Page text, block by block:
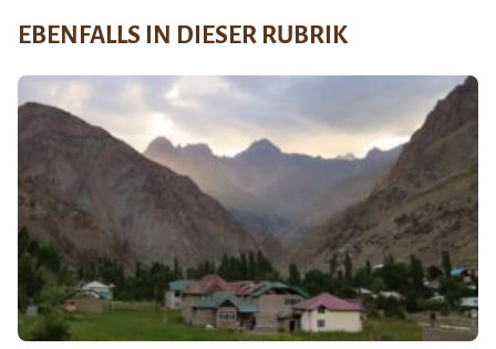
EBENFALLS IN DIESER RUBRIK